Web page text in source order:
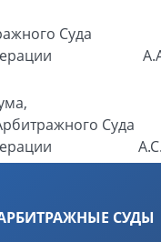
Суда
Суда
СУДЫ